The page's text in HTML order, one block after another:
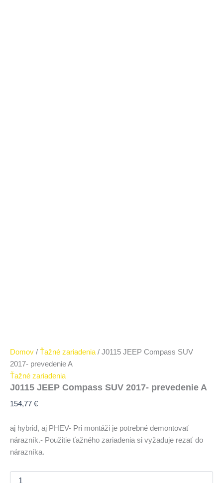
Domov / Ťažné zariadenia / J0115 JEEP Compass SUV
2017- prevedenie A
Ťažné zariadenia
J0115 JEEP Compass SUV 2017- prevedenie A
154,77 €
aj hybrid, aj PHEV- Pri montáži je potrebné demontovať
nárazník.- Použitie ťažného zariadenia si vyžaduje rezať do
nárazníka.